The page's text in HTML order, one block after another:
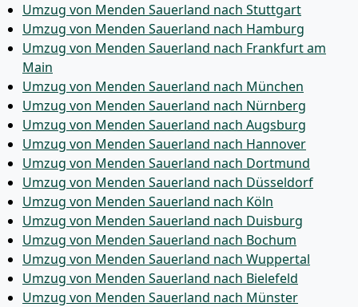
Umzug von Menden Sauerland nach Stuttgart
Umzug von Menden Sauerland nach Hamburg
Umzug von Menden Sauerland nach Frankfurt am
Main
Umzug von Menden Sauerland nach München
Umzug von Menden Sauerland nach Nürnberg
Umzug von Menden Sauerland nach Augsburg
Umzug von Menden Sauerland nach Hannover
Umzug von Menden Sauerland nach Dortmund
Umzug von Menden Sauerland nach Düsseldorf
Umzug von Menden Sauerland nach Köln
Umzug von Menden Sauerland nach Duisburg
Umzug von Menden Sauerland nach Bochum
Umzug von Menden Sauerland nach Wuppertal
Umzug von Menden Sauerland nach Bielefeld
Umzug von Menden Sauerland nach Münster